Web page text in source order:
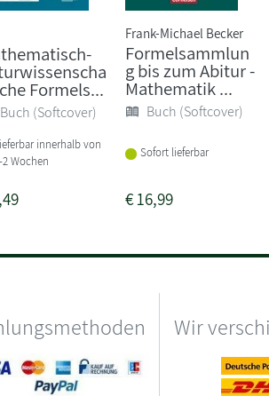
Formels...
Buch (Softcover)
innerhalb von
2 Wochen
Frank-Michael Becker
Formelsammlun
g bis zum Abitur -
Mathematik ...
Buch (Softcover)
Sofort lieferbar
€16,99
Wir